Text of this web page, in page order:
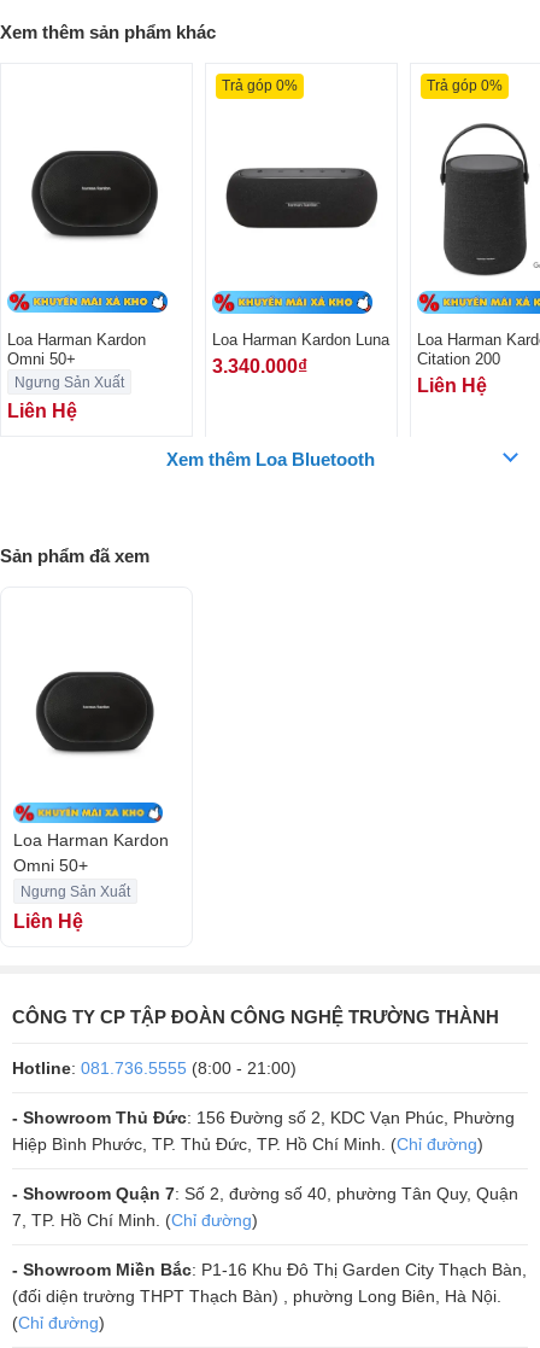
dàng đặt trên bất kỳ bề mặt nào trong nhà. Được trang bị khả năng
chống nước đạt chuẩn IPX5 và pin có thời gian phát nhạc lên đến 8
giờ, loa có thể đồng hành cùng bạn trong các chuyến du lịch hoặc
buổi dã ngoại mà không lo ngại về thời tiết. Phần mặt loa được bảo
phủ bằng ê-căng lưới mịn, cùng hệ thống nút bấm cơ học và đèn LED
trắng tinh tế, mang đến cả tính thẩm mỹ và sự tiện lợi khi sử dụng.
âm thanh toàn dải trong khoảng tần số 50Hz-20kHz. Công nghệ
streaming không dây hỗ trợ chuẩn HD 24bit/192kHz giúp âm thanh
phát ra mượt mà, rõ ràng và không bị méo tiếng.
Omni 50+ hỗ trợ kết nối qua Bluetooth, WiFi băng tần kép và có thể
phát nhạc trực tiếp từ Spotify và Chromecast tích hợp. Hệ thống
đường truyền không dây mở rộng giúp loa dễ dàng kết nối với các
trực tuyến. Ứng dụng "Harman Kardon Connect" cho phép bạn dễ
Xem thêm sản phẩm khác
Loa Harman Kardon
Omni 50+
Ngưng Sản Xuất
Liên Hệ
Loa Harman Kardon Luna
Trả góp 0%
3.340.000₫
Loa Harman
Citation 200
Trả góp 0%
Liên Hệ
Xem thêm Loa Bluetooth
Sản phẩm đã xem
Loa Harman Kardon
Omni 50+
Ngưng Sản Xuất
Liên Hệ
CÔNG TY CP TẬP ĐOÀN CÔNG NGHỆ TRƯỜNG THÀNH
Hotline: 081.736.5555 (8:00 - 21:00)
- Showroom Thủ Đức: 156 Đường số 2, KDC Vạn Phúc, Phường
Hiệp Bình Phước, TP. Thủ Đức, TP. Hồ Chí Minh. (Chỉ đường)
- Showroom Quận 7: Số 2, đường số 40, phường Tân Quy, Quận
7, TP. Hồ Chí Minh. (Chỉ đường)
- Showroom Miền Bắc: P1-16 Khu Đô Thị Garden City Thạch Bàn,
(đối diện trường THPT Thạch Bàn) , phường Long Biên, Hà Nội.
(Chỉ đường)